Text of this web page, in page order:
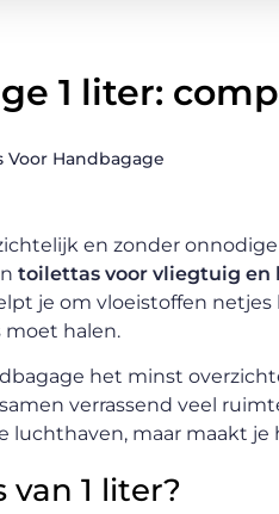
1 liter:
Voor Handbagage
en zonder
toilettas voor vliegtuig en
je om vloeistoffen
moet halen.
het minst
verrassend veel
maar maakt
1 liter?